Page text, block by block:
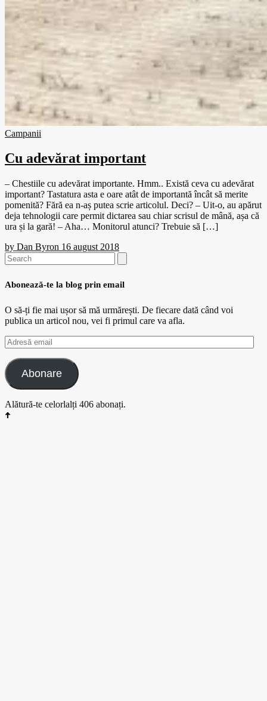
Campanii
Cu adevărat important
– Chestiile cu adevărat importante. Hmm.. Există ceva cu adevărat
important? Tastatura asta e oare atât de importantă încât să merite
pomenită? Fără ea n-aș putea scrie articolul. Deci? – Uit-o, au apărut
deja tehnologii care permit dictarea sau chiar scrisul de mână, așa că
ura și la gară! – Aha… Monitorul atunci? Trebuie să […]
by Dan Byron 16 august 2018
Search
for:
Abonează-te la blog prin email
O să-ți fie mai ușor să mă urmărești. De fiecare dată când voi
publica un articol nou, vei fi primul care va afla.
Adresă
email
Abonare
Alătură-te celorlalți 406 abonați.